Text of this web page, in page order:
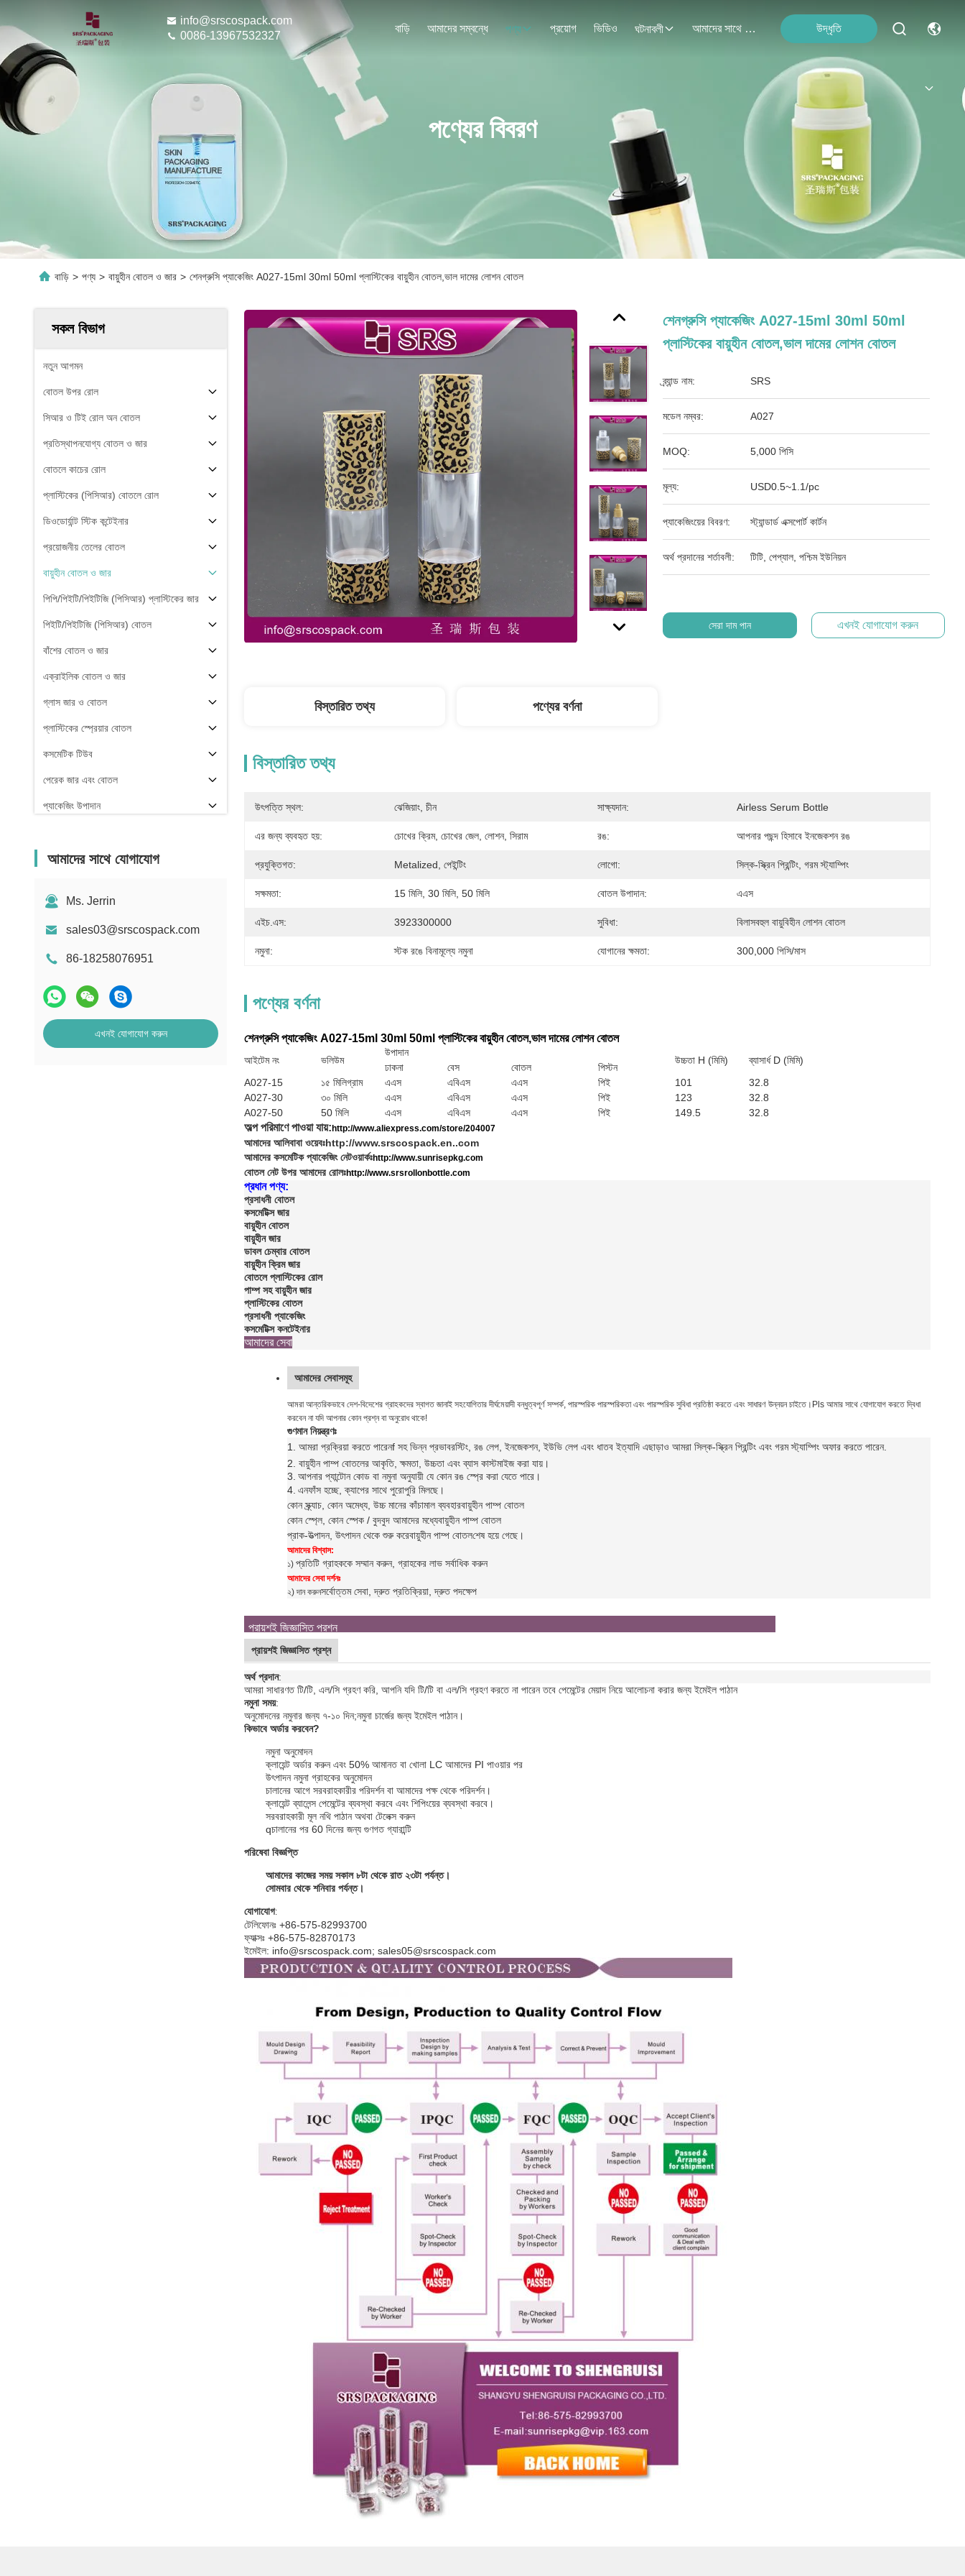
info@srscospack.com
0086-13967532327
বাড়ি আমাদের সম্বন্ধে পণ্য প্রয়োগ ভিডিও ঘটনাবলী আমাদের সাথে যোগাযোগ উদ্ধৃতি
পণ্যের বিবরণ
বাড়ি > পণ্য > বায়ুহীন বোতল ও জার > শেনগ্রুসি প্যাকেজিং A027-15ml 30ml 50ml প্লাস্টিকের বায়ুহীন বোতল,ভাল দামের লোশন বোতল
সকল বিভাগ
নতুন আগমন
বোতল উপর রোল
সিআর ও টিই রোল অন বোতল
প্রতিস্থাপনযোগ্য বোতল ও জার
বোতলে কাচের রোল
প্লাস্টিকের (পিসিআর) বোতলে রোল
ডিওডোর্যান্ট স্টিক কন্টেইনার
প্রয়োজনীয় তেলের বোতল
বায়ুহীন বোতল ও জার
পিপি/পিইটি/পিইটিজি (পিসিআর) প্লাস্টিকের জার
পিইটি/পিইটিজি (পিসিআর) বোতল
বাঁশের বোতল ও জার
এক্রাইলিক বোতল ও জার
গ্লাস জার ও বোতল
প্লাস্টিকের স্প্রেয়ার বোতল
কসমেটিক টিউব
পেরেক জার এবং বোতল
প্যাকেজিং উপাদান
আমাদের সাথে যোগাযোগ
Ms. Jerrin
sales03@srscospack.com
86-18258076951
এখনই যোগাযোগ করুন
শেনগ্রুসি প্যাকেজিং A027-15ml 30ml 50ml
প্লাস্টিকের বায়ুহীন বোতল,ভাল দামের লোশন বোতল
ব্র্যান্ড নাম: SRS
মডেল নম্বর: A027
MOQ: 5,000 পিসি
মূল্য: USD0.5~1.1/pc
প্যাকেজিংয়ের বিবরণ: স্ট্যান্ডার্ড এক্সপোর্ট কার্টন
অর্থ প্রদানের শর্তাবলী: টিটি, পেপ্যাল, পশ্চিম ইউনিয়ন
সেরা দাম পান এখনই যোগাযোগ করুন
বিস্তারিত তথ্য পণ্যের বর্ণনা
বিস্তারিত তথ্য
উৎপত্তি স্থল: ঝেজিয়াং, চীন সাক্ষ্যদান: Airless Serum Bottle
এর জন্য ব্যবহৃত হয়: চোখের ক্রিম, চোখের জেল, লোশন, সিরাম রঙ: আপনার পছন্দ হিসাবে ইনজেকশন রঙ
প্রযুক্তিগত: Metalized, পেইন্টিং লোগো: সিল্ক-স্ক্রিন প্রিন্টিং, গরম স্ট্যাম্পিং
সক্ষমতা: 15 মিলি, 30 মিলি, 50 মিলি বোতল উপাদান: এএস
এইচ.এস: 3923300000 সুবিধা: বিলাসবহুল বায়ুবিহীন লোশন বোতল
নমুনা: স্টক রঙে বিনামূল্যে নমুনা যোগানের ক্ষমতা: 300,000 পিসি/মাস
পণ্যের বর্ণনা
শেনগ্রুসি প্যাকেজিং A027-15ml 30ml 50ml প্লাস্টিকের বায়ুহীন বোতল,ভাল দামের লোশন বোতল
আইটেম নং ভলিউম
উপাদান
উচ্চতা H (মিমি) ব্যাসার্ধ D (মিমি)
ঢাকনা বেস বোতল
পিস্টন
A027-15
১৫ মিলিগ্রাম এএস এবিএস এএস পিই 101
32.8
A027-30
৩০ মিলি এএস এবিএস এএস পিই 123
32.8
A027-50
50 মিলি এএস এবিএস এএস পিই 149.5 32.8
অল্প পরিমাণে পাওয়া যায়: http://www.aliexpress.com/store/204007
আমাদের আলিবাবা ওয়েবঃhttp://www.srscospack.en..com
আমাদের কসমেটিক প্যাকেজিং নেটওয়ার্কঃhttp://www.sunrisepkg.com
বোতল নেট উপর আমাদের রোলঃhttp://www.srsrollonbottle.com
প্রধান পণ্য:
প্রসাধনী বোতল
কসমেটিক্স জার
বায়ুহীন বোতল
বায়ুহীন জার
ডাবল চেম্বার বোতল
বায়ুহীন ক্রিম জার
বোতলে প্লাস্টিকের রোল
পাম্প সহ বায়ুহীন জার
প্লাস্টিকের বোতল
প্রসাধনী প্যাকেজিং
কসমেটিক্স কনটেইনার
আমাদের সেবা
আমাদের সেবাসমূহ
আমরা আন্তরিকভাবে দেশ-বিদেশের গ্রাহকদের স্বাগত জানাই সহযোগিতার দীর্ঘমেয়াদী বন্ধুত্বপূর্ণ সম্পর্ক, পারস্পরিক পারস্পরিকতা এবং পারস্পরিক সুবিধা প্রতিষ্ঠা করতে এবং সাধারণ উন্নয়ন চাইতে।Pls আমার সাথে যোগাযোগ করতে দ্বিধা
করবেন না যদি আপনার কোন প্রশ্ন বা অনুরোধ থাকে!
গুণমান নিয়ন্ত্রণঃ
1. আমরা প্রক্রিয়া করতে পারেনf সহ ভিন্ন প্রভাবরস্টিং, রঙ লেপ, ইনজেকশন, ইউভি লেপ এবং ধাতব ইত্যাদি এছাড়াও আমরা সিল্ক-স্ক্রিন প্রিন্টিং এবং গরম স্ট্যাম্পিং অফার করতে পারেন.
2. বায়ুহীন পাম্প বোতলের আকৃতি, ক্ষমতা, উচ্চতা এবং ব্যাস কাস্টমাইজ করা যায়।
3. আপনার প্যান্টোন কোড বা নমুনা অনুযায়ী যে কোন রঙ স্প্রে করা যেতে পারে।
4. এনফাঁস হচ্ছে, ক্যাপের সাথে পুরোপুরি মিলছে।
কোন স্ক্র্যাচ, কোন অমেধ্য, উচ্চ মানের কাঁচামাল ব্যবহারবায়ুহীন পাম্প বোতল
কোন স্প্লে, কোন স্পেক / বুদবুদ আমাদের মধ্যেবায়ুহীন পাম্প বোতল
প্রাক-উত্পাদন, উৎপাদন থেকে শুরু করেবায়ুহীন পাম্প বোতলশেষ হয়ে গেছে।
আমাদের বিশ্বাস:
১) প্রতিটি গ্রাহককে সম্মান করুন, গ্রাহকের লাভ সর্বাধিক করুন
আমাদের সেবা দর্শনঃ
২) দান করুনসর্বোত্তম সেবা, দ্রুত প্রতিক্রিয়া, দ্রুত পদক্ষেপ
প্রায়শই জিজ্ঞাসিত প্রশ্ন
প্রায়শই জিজ্ঞাসিত প্রশ্ন
অর্থ প্রদান:
আমরা সাধারণত টি/টি, এল/সি গ্রহণ করি, আপনি যদি টি/টি বা এল/সি গ্রহণ করতে না পারেন তবে পেমেন্টের মেয়াদ নিয়ে আলোচনা করার জন্য ইমেইল পাঠান
নমুনা সময়:
অনুমোদনের নমুনার জন্য ৭-১০ দিন;নমুনা চার্জের জন্য ইমেইল পাঠান।
কিভাবে অর্ডার করবেন?
নমুনা অনুমোদন
ক্লায়েন্ট অর্ডার করুন এবং 50% আমানত বা খোলা LC আমাদের PI পাওয়ার পর
উৎপাদন নমুনা গ্রাহকের অনুমোদন
চালানের আগে সরবরাহকারীর পরিদর্শন বা আমাদের পক্ষ থেকে পরিদর্শন।
ক্লায়েন্ট ব্যালেন্স পেমেন্টের ব্যবস্থা করবে এবং শিপিংয়ের ব্যবস্থা করবে।
সরবরাহকারী মূল নথি পাঠান অথবা টেলেক্স করুন
qচালানের পর 60 দিনের জন্য গুণগত গ্যারান্টি
পরিষেবা বিজ্ঞপ্তি
আমাদের কাজের সময় সকাল ৮টা থেকে রাত ২৩টা পর্যন্ত।
সোমবার থেকে শনিবার পর্যন্ত।
যোগাযোগ:
টেলিফোনঃ +86-575-82993700
ফ্যাক্সঃ +86-575-82870173
ইমেইল: info@srscospack.com; sales05@srscospack.com